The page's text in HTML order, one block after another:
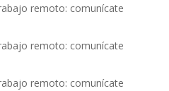
remoto: comunícate
remoto: comunícate
remoto: comunícate